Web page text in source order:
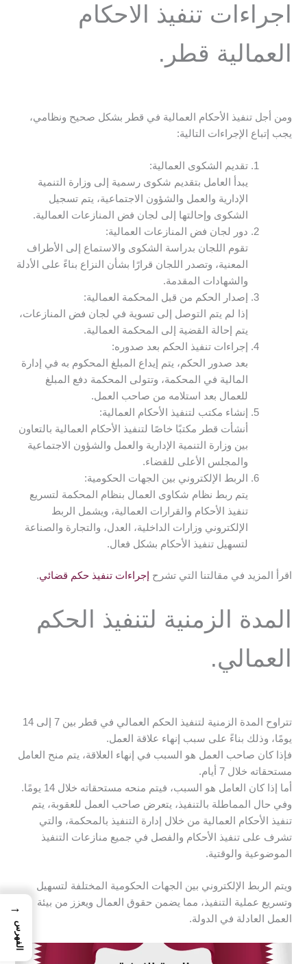
اجراءات تنفيذ الاحكام
العمالية قطر.
ومن أجل تنفيذ الأحكام العمالية في قطر بشكل صحيح ونظامي،
يجب إتباع الإجراءات التالية:
تقديم الشكوى العمالية:
يبدأ العامل بتقديم شكوى رسمية إلى وزارة التنمية
الإدارية والعمل والشؤون الاجتماعية، يتم تسجيل
الشكوى وإحالتها إلى لجان فض المنازعات العمالية.
دور لجان فض المنازعات العمالية:
تقوم اللجان بدراسة الشكوى والاستماع إلى الأطراف
المعنية، وتصدر اللجان قرارًا بشأن النزاع بناءً على الأدلة
والشهادات المقدمة.
إصدار الحكم من قبل المحكمة العمالية:
إذا لم يتم التوصل إلى تسوية في لجان فض المنازعات،
يتم إحالة القضية إلى المحكمة العمالية.
إجراءات تنفيذ الحكم بعد صدوره:
بعد صدور الحكم، يتم إيداع المبلغ المحكوم به في إدارة
المالية في المحكمة، وتتولى المحكمة دفع المبلغ
للعمال بعد استلامه من صاحب العمل.
إنشاء مكتب لتنفيذ الأحكام العمالية:
أنشأت قطر مكتبًا خاصًا لتنفيذ الأحكام العمالية بالتعاون
بين وزارة التنمية الإدارية والعمل والشؤون الاجتماعية
والمجلس الأعلى للقضاء.
الربط الإلكتروني بين الجهات الحكومية:
يتم ربط نظام شكاوى العمال بنظام المحكمة لتسريع
تنفيذ الأحكام والقرارات العمالية، ويشمل الربط
الإلكتروني وزارات الداخلية، العدل، والتجارة والصناعة
لتسهيل تنفيذ الأحكام بشكل فعال.
اقرأ المزيد في مقالتنا التي تشرح إجراءات تنفيذ حكم قضائي.
المدة الزمنية لتنفيذ الحكم
العمالي.
تتراوح المدة الزمنية لتنفيذ الحكم العمالي في قطر بين 7 إلى 14
يومًا، وذلك بناءً على سبب إنهاء علاقة العمل.
فإذا كان صاحب العمل هو السبب في إنهاء العلاقة، يتم منح العامل
مستحقاته خلال 7 أيام.
أما إذا كان العامل هو السبب، فيتم منحه مستحقاته خلال 14 يومًا.
وفي حال المماطلة بالتنفيذ، يتعرض صاحب العمل للعقوبة، يتم
تنفيذ الأحكام العمالية من خلال إدارة التنفيذ بالمحكمة، والتي
تشرف على تنفيذ الأحكام والفصل في جميع منازعات التنفيذ
الموضوعية والوقتية.
ويتم الربط الإلكتروني بين الجهات الحكومية المختلفة لتسهيل
وتسريع عملية التنفيذ، مما يضمن حقوق العمال ويعزز من بيئة
العمل العادلة في الدولة.
→
الفهرس